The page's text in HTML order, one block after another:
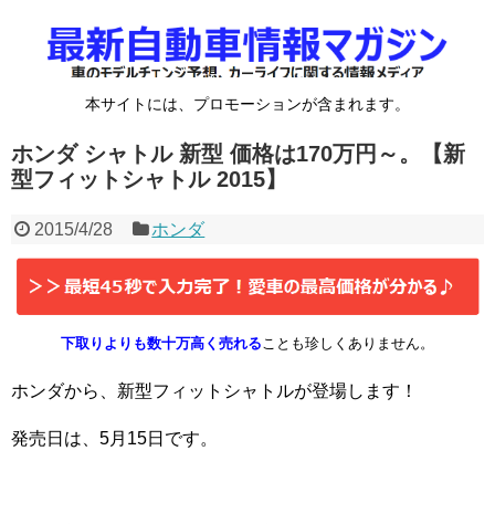
本サイトには、プロモーションが含まれます。
ホンダ シャトル 新型 価格は170万円～。【新
型フィットシャトル 2015】
2015/4/28 ホンダ
下取りよりも数十万高く売れることも珍しくありません。
ホンダから、新型フィットシャトルが登場します！
発売日は、5月15日です。